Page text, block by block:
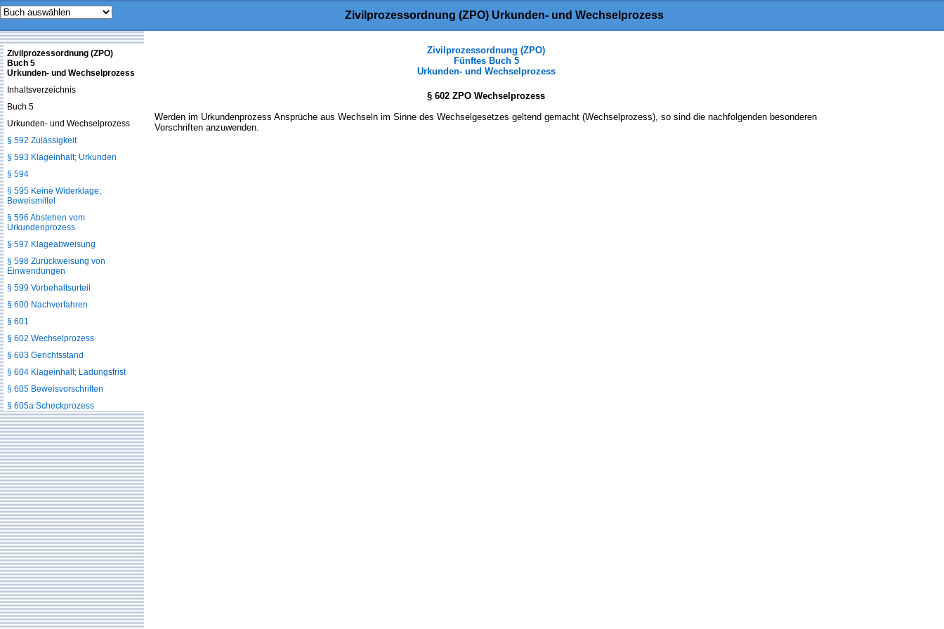
Zivilprozessordnung (ZPO) Urkunden- und Wechselprozess
Zivilprozessordnung (ZPO)
Fünftes Buch 5
Urkunden- und Wechselprozess
§ 602 ZPO Wechselprozess
Werden im Urkundenprozess Ansprüche aus Wechseln im Sinne des Wechselgesetzes geltend gemacht (Wechselprozess), so sind die nachfolgenden besonderen
Vorschriften anzuwenden.
Zivilprozessordnung (ZPO)
Buch 5
Urkunden- und Wechselprozess
Inhaltsverzeichnis
Buch 5
Urkunden- und Wechselprozess
§ 592 Zulässigkeit
§ 593 Klageinhalt; Urkunden
§ 594
§ 595 Keine Widerklage;
Beweismittel
§ 596 Abstehen vom
Urkundenprozess
§ 597 Klageabweisung
§ 598 Zurückweisung von
Einwendungen
§ 599 Vorbehaltsurteil
§ 600 Nachverfahren
§ 601
§ 602 Wechselprozess
§ 603 Gerichtsstand
§ 604 Klageinhalt; Ladungsfrist
§ 605 Beweisvorschriften
§ 605a Scheckprozess